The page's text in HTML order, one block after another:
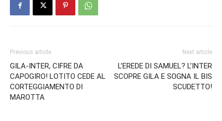
Previous article
GILA-INTER, CIFRE DA
CAPOGIRO! LOTITO CEDE AL
CORTEGGIAMENTO DI
MAROTTA
Next article
L’EREDE DI SAMUEL? L’INTER
SCOPRE GILA E SOGNA IL BIS
SCUDETTO!